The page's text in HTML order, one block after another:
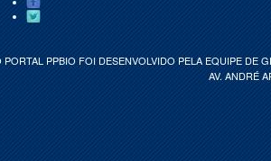
PORTAL PPBIO FOI DESENVOLVIDO PELA EQUIPE DE
AV. ANDRÉ